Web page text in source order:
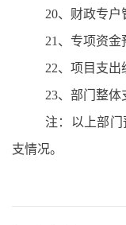
20、财政专
21、专项资金
22、项目支出
23、部门整体
注：以上部
支情况。